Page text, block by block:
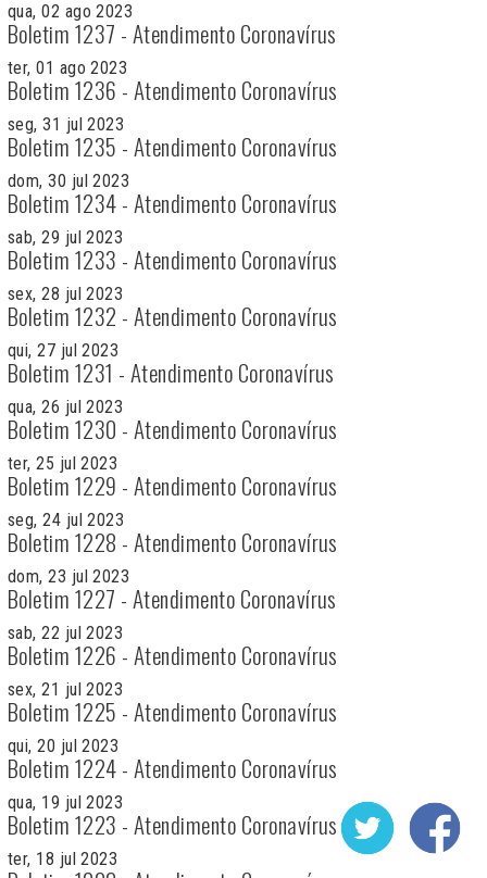
qua, 02 ago 2023
Boletim 1237 - Atendimento Coronavírus
ter, 01 ago 2023
Boletim 1236 - Atendimento Coronavírus
seg, 31 jul 2023
Boletim 1235 - Atendimento Coronavírus
dom, 30 jul 2023
Boletim 1234 - Atendimento Coronavírus
sab, 29 jul 2023
Boletim 1233 - Atendimento Coronavírus
sex, 28 jul 2023
Boletim 1232 - Atendimento Coronavírus
qui, 27 jul 2023
Boletim 1231 - Atendimento Coronavírus
qua, 26 jul 2023
Boletim 1230 - Atendimento Coronavírus
ter, 25 jul 2023
Boletim 1229 - Atendimento Coronavírus
seg, 24 jul 2023
Boletim 1228 - Atendimento Coronavírus
dom, 23 jul 2023
Boletim 1227 - Atendimento Coronavírus
sab, 22 jul 2023
Boletim 1226 - Atendimento Coronavírus
sex, 21 jul 2023
Boletim 1225 - Atendimento Coronavírus
qui, 20 jul 2023
Boletim 1224 - Atendimento Coronavírus
qua, 19 jul 2023
Boletim 1223 - Atendimento Coronavírus
ter, 18 jul 2023